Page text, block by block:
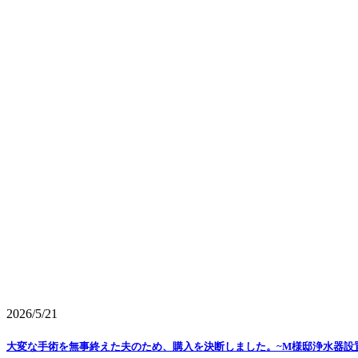
2026/5/21
大変な手術を無事終えた夫のため、購入を決断しました。~M様邸浄水器設